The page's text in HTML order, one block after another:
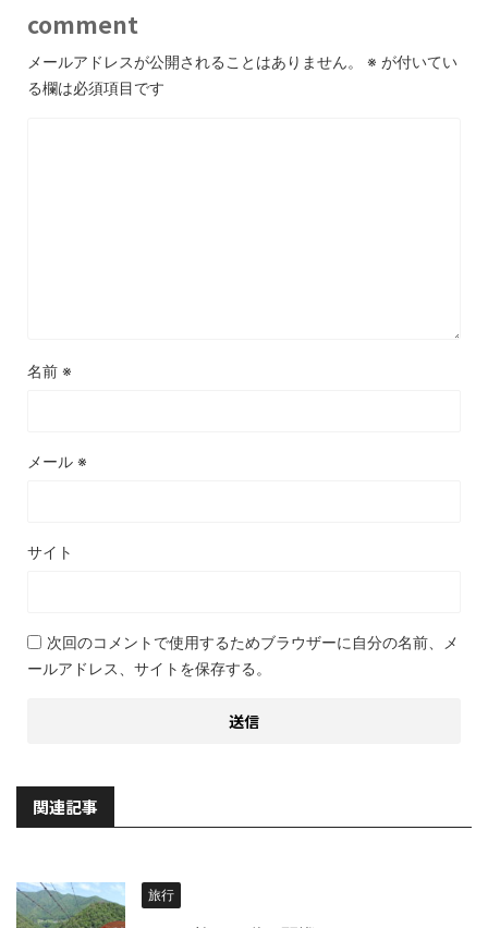
comment
メールアドレスが公開されることはありません。 ※ が付いてい
る欄は必須項目です
名前 ※
メール ※
サイト
次回のコメントで使用するためブラウザーに自分の名前、メ
ールアドレス、サイトを保存する。
関連記事
旅行